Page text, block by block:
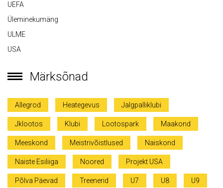
UEFA
Üleminekumäng
ULME
USA
Märksõnad
Allegrod Heategevus Jalgpalliklubi
Jklootos Klubi Lootospark Maakond
Meeskond Meistrivõistlused Naiskond
Naiste Esiliiga Noored Projekt USA
Põlva Päevad Treenerid U7 U8 U9